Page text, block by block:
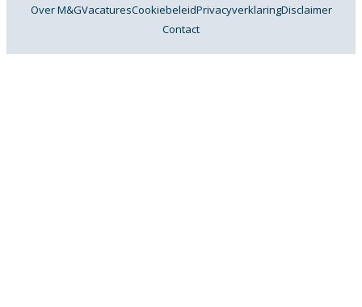
Over M&GVacaturesCookiebeleidPrivacyverklaringDisclaimer
Contact